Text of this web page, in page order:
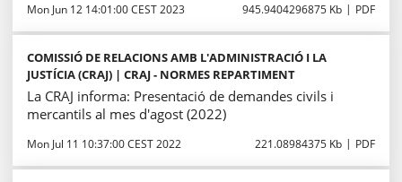
Mon Jun 12 14:01:00 CEST 2023 945.9404296875 Kb PDF
COMISSIÓ DE RELACIONS AMB L'ADMINISTRACIÓ I LA
JUSTÍCIA (CRAJ) | CRAJ - NORMES REPARTIMENT
La CRAJ informa: Presentació de demandes civils i
mercantils al mes d'agost (2022)
Mon Jul 11 10:37:00 CEST 2022 221.08984375 Kb PDF